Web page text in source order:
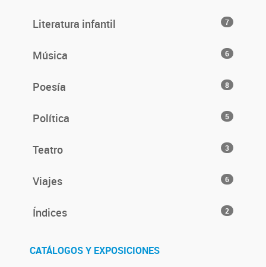
Literatura infantil 7
Música 6
Poesía 8
Política 5
Teatro 3
Viajes 6
Índices 2
CATÁLOGOS Y EXPOSICIONES